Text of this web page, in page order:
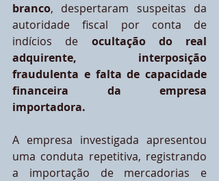
branco, despertaram suspeitas da
autoridade fiscal por conta de
indícios de ocultação do real
adquirente, interposição
fraudulenta e falta de capacidade
financeira da empresa
importadora.
A empresa investigada apresentou
uma conduta repetitiva, registrando
a importação de mercadorias e